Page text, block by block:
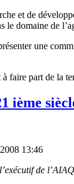
et de
le domaine de
une
faire part de la
ième
13:46
de l’AIAQ